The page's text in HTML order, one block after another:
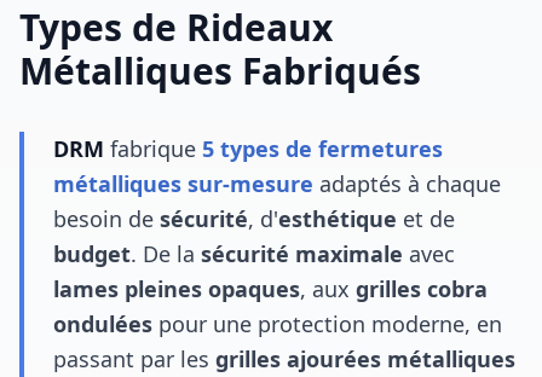
Types de Rideaux
Métalliques Fabriqués
DRM fabrique 5 types de fermetures
métalliques sur-mesure adaptés à chaque
besoin de sécurité, d'esthétique et de
budget. De la sécurité maximale avec
lames pleines opaques, aux grilles cobra
ondulées pour une protection moderne, en
passant par les grilles ajourées métalliques